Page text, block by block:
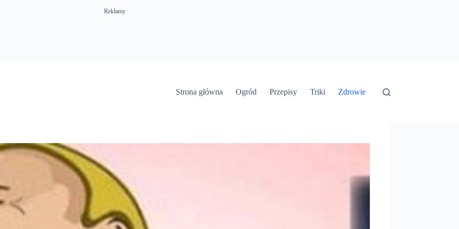
Reklamy
Strona główna Ogród Przepisy Triki Zdrowie